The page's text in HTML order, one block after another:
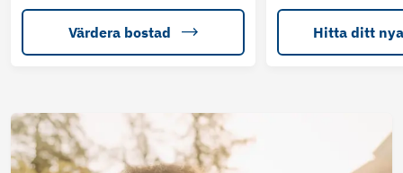
Värdera bostad Hitta ditt